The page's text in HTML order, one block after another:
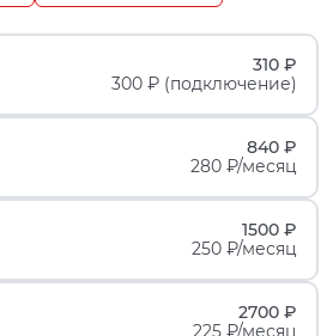
310 ₽
300 ₽ (подключение)
840 ₽
280 ₽/месяц
1500 ₽
250 ₽/месяц
2700 ₽
225 ₽/месяц